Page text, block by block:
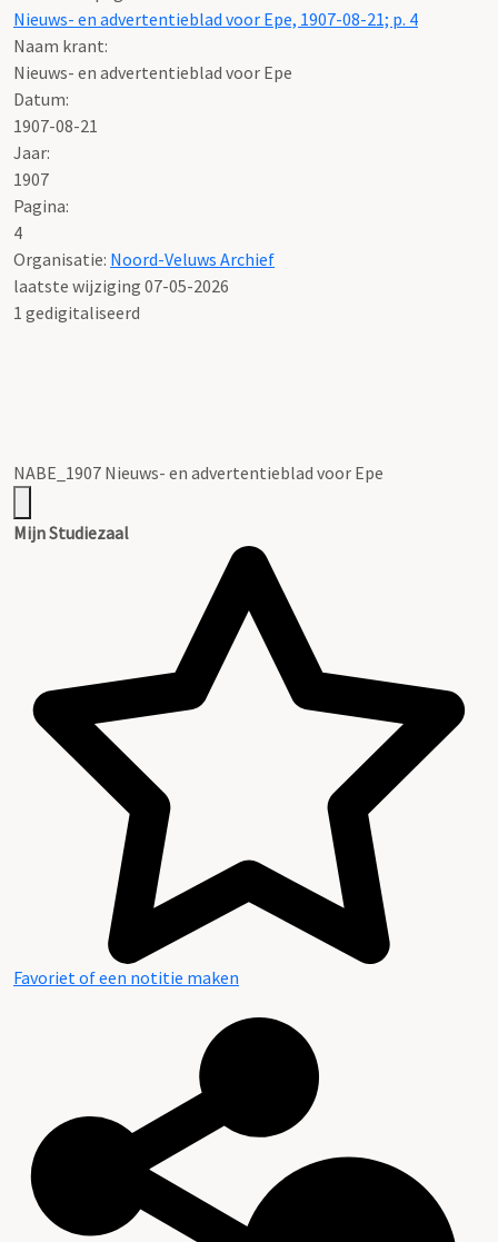
Nieuws- en advertentieblad voor Epe, 1907-08-21; p. 4
Naam krant:
Nieuws- en advertentieblad voor Epe
Datum:
1907-08-21
Jaar:
1907
Pagina:
4
Organisatie: Noord-Veluws Archief
laatste wijziging 07-05-2026
1 gedigitaliseerd
NABE_1907 Nieuws- en advertentieblad voor Epe
Mijn Studiezaal
Favoriet of een notitie maken